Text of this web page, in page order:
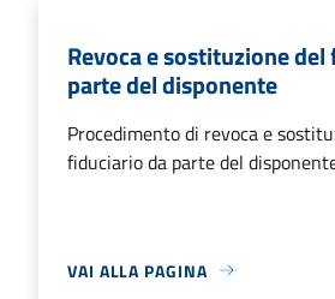
Revoca e sostituzione
parte del disponente
Procedimento di revoca e
fiduciario da parte del
VAI ALLA PAGINA